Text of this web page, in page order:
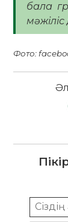
бала
Фото: